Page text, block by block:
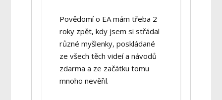
Povědomí o EA mám třeba 2
roky zpět, kdy jsem si střádal
různé myšlenky, poskládané
ze všech těch videí a návodů
zdarma a ze začátku tomu
mnoho nevěřil.